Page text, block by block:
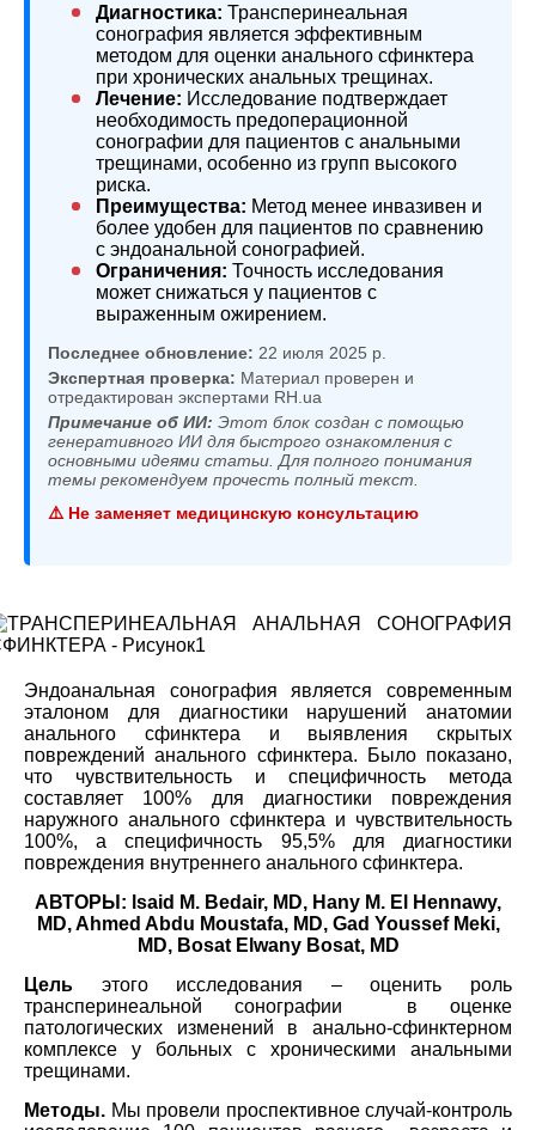
Диагностика: Трансперинеальная
сонография является эффективным
методом для оценки анального сфинктера
при хронических анальных трещинах.
Лечение: Исследование подтверждает
необходимость предоперационной
сонографии для пациентов с анальными
трещинами, особенно из групп высокого
риска.
Преимущества: Метод менее инвазивен и
более удобен для пациентов по сравнению
с эндоанальной сонографией.
Ограничения: Точность исследования
может снижаться у пациентов с
выраженным ожирением.
Последнее обновление: 22 июля 2025 р.
Экспертная проверка: Материал проверен и
отредактирован экспертами RH.ua
Примечание об ИИ: Этот блок создан с помощью
генеративного ИИ для быстрого ознакомления с
основными идеями статьи. Для полного понимания
темы рекомендуем прочесть полный текст.
⚠️ Не заменяет медицинскую консультацию
Эндоанальная сонография является современным
эталоном для диагностики нарушений анатомии
анального сфинктера и выявления скрытых
повреждений анального сфинктера. Было показано,
что чувствительность и специфичность метода
составляет 100% для диагностики повреждения
наружного анального сфинктера и чувствительность
100%, а специфичность 95,5% для диагностики
повреждения внутреннего анального сфинктера.
АВТОРЫ: lsaid M. Bedair, MD, Hany M. El Hennawy,
MD, Ahmed Abdu Moustafa, MD, Gad Youssef Meki,
MD, Bosat Elwany Bosat, MD
Цель этого исследования – оценить роль
трансперинеальной сонографии в оценке
патологических изменений в анально-сфинктерном
комплексе у больных с хроническими анальными
трещинами.
Методы. Мы провели проспективное случай-контроль